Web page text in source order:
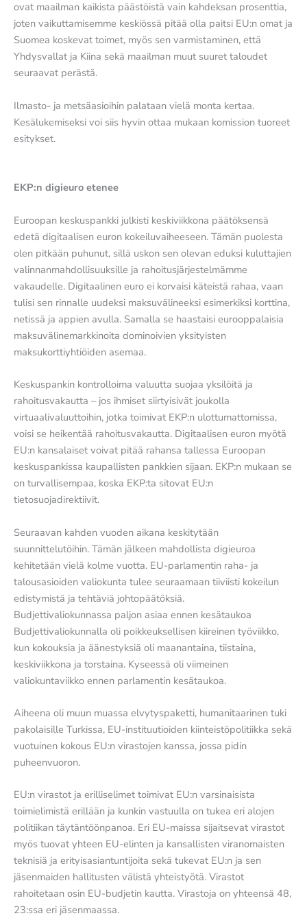
ovat maailman kaikista päästöistä vain kahdeksan prosenttia,
joten vaikuttamisemme keskiössä pitää olla paitsi EU:n omat ja
Suomea koskevat toimet, myös sen varmistaminen, että
Yhdysvallat ja Kiina sekä maailman muut suuret taloudet
seuraavat perästä.
Ilmasto- ja metsäasioihin palataan vielä monta kertaa.
Kesälukemiseksi voi siis hyvin ottaa mukaan komission tuoreet
esitykset.
EKP:n digieuro etenee
Euroopan keskuspankki julkisti keskiviikkona päätöksensä
edetä digitaalisen euron kokeiluvaiheeseen. Tämän puolesta
olen pitkään puhunut, sillä uskon sen olevan eduksi kuluttajien
valinnanmahdollisuuksille ja rahoitusjärjestelmämme
vakaudelle. Digitaalinen euro ei korvaisi käteistä rahaa, vaan
tulisi sen rinnalle uudeksi maksuvälineeksi esimerkiksi korttina,
netissä ja appien avulla. Samalla se haastaisi eurooppalaisia
maksuvälinemarkkinoita dominoivien yksityisten
maksukorttiyhtiöiden asemaa.
Keskuspankin kontrolloima valuutta suojaa yksilöitä ja
rahoitusvakautta – jos ihmiset siirtyisivät joukolla
virtuaalivaluuttoihin, jotka toimivat EKP:n ulottumattomissa,
voisi se heikentää rahoitusvakautta. Digitaalisen euron myötä
EU:n kansalaiset voivat pitää rahansa tallessa Euroopan
keskuspankissa kaupallisten pankkien sijaan. EKP:n mukaan se
on turvallisempaa, koska EKP:ta sitovat EU:n
tietosuojadirektiivit.
Seuraavan kahden vuoden aikana keskitytään
suunnittelutöihin. Tämän jälkeen mahdollista digieuroa
kehitetään vielä kolme vuotta. EU-parlamentin raha- ja
talousasioiden valiokunta tulee seuraamaan tiiviisti kokeilun
edistymistä ja tehtäviä johtopäätöksiä.
Budjettivaliokunnassa paljon asiaa ennen kesätaukoa
Budjettivaliokunnalla oli poikkeuksellisen kiireinen työviikko,
kun kokouksia ja äänestyksiä oli maanantaina, tiistaina,
keskiviikkona ja torstaina. Kyseessä oli viimeinen
valiokuntaviikko ennen parlamentin kesätaukoa.
Aiheena oli muun muassa elvytyspaketti, humanitaarinen tuki
pakolaisille Turkissa, EU-instituutioiden kiinteistöpolitiikka sekä
vuotuinen kokous EU:n virastojen kanssa, jossa pidin
puheenvuoron.
EU:n virastot ja erilliselimet toimivat EU:n varsinaisista
toimielimistä erillään ja kunkin vastuulla on tukea eri alojen
politiikan täytäntöönpanoa. Eri EU-maissa sijaitsevat virastot
myös tuovat yhteen EU-elinten ja kansallisten viranomaisten
teknisiä ja erityisasiantuntijoita sekä tukevat EU:n ja sen
jäsenmaiden hallitusten välistä yhteistyötä. Virastot
rahoitetaan osin EU-budjetin kautta. Virastoja on yhteensä 48,
23:ssa eri jäsenmaassa.